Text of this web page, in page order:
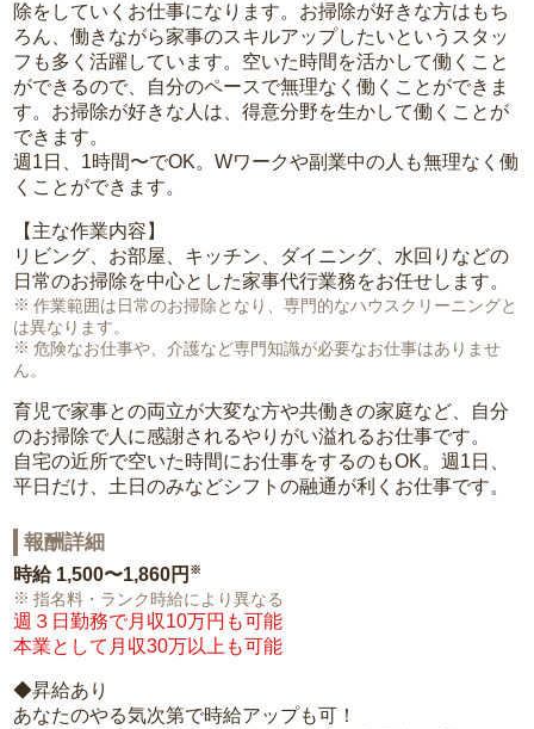
除をしていくお仕事になります。お掃除が好きな方はもち
ろん、働きながら家事のスキルアップしたいというスタッ
フも多く活躍しています。空いた時間を活かして働くこと
ができるので、自分のペースで無理なく働くことができま
す。お掃除が好きな人は、得意分野を生かして働くことが
できます。
週1日、1時間〜でOK。Wワークや副業中の人も無理なく働
くことができます。
【主な作業内容】
リビング、お部屋、キッチン、ダイニング、水回りなどの
日常のお掃除を中心とした家事代行業務をお任せします。
作業範囲は日常のお掃除となり、専門的なハウスクリーニングと
は異なります。
危険なお仕事や、介護など専門知識が必要なお仕事はありませ
ん。
育児で家事との両立が大変な方や共働きの家庭など、自分
のお掃除で人に感謝されるやりがい溢れるお仕事です。
自宅の近所で空いた時間にお仕事をするのもOK。週1日、
平日だけ、土日のみなどシフトの融通が利くお仕事です。
報酬詳細
時給 1,500〜1,860円 ※
指名料・ランク時給により異なる
週３日勤務で月収10万円も可能
本業として月収30万以上も可能
◆昇給あり
あなたのやる気次第で時給アップも可！